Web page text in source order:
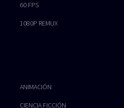
60 FPS
1080P REMUX
ANIMACIÓN
CIENCIA FICCIÓN